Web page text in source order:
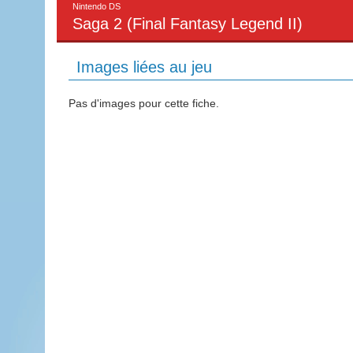
Nintendo DS
Saga 2 (Final Fantasy Legend II)
Images liées au jeu
Pas d'images pour cette fiche.